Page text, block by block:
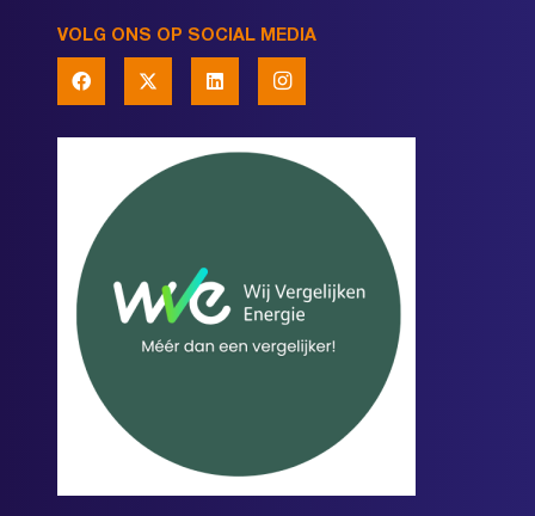
VOLG ONS OP SOCIAL MEDIA